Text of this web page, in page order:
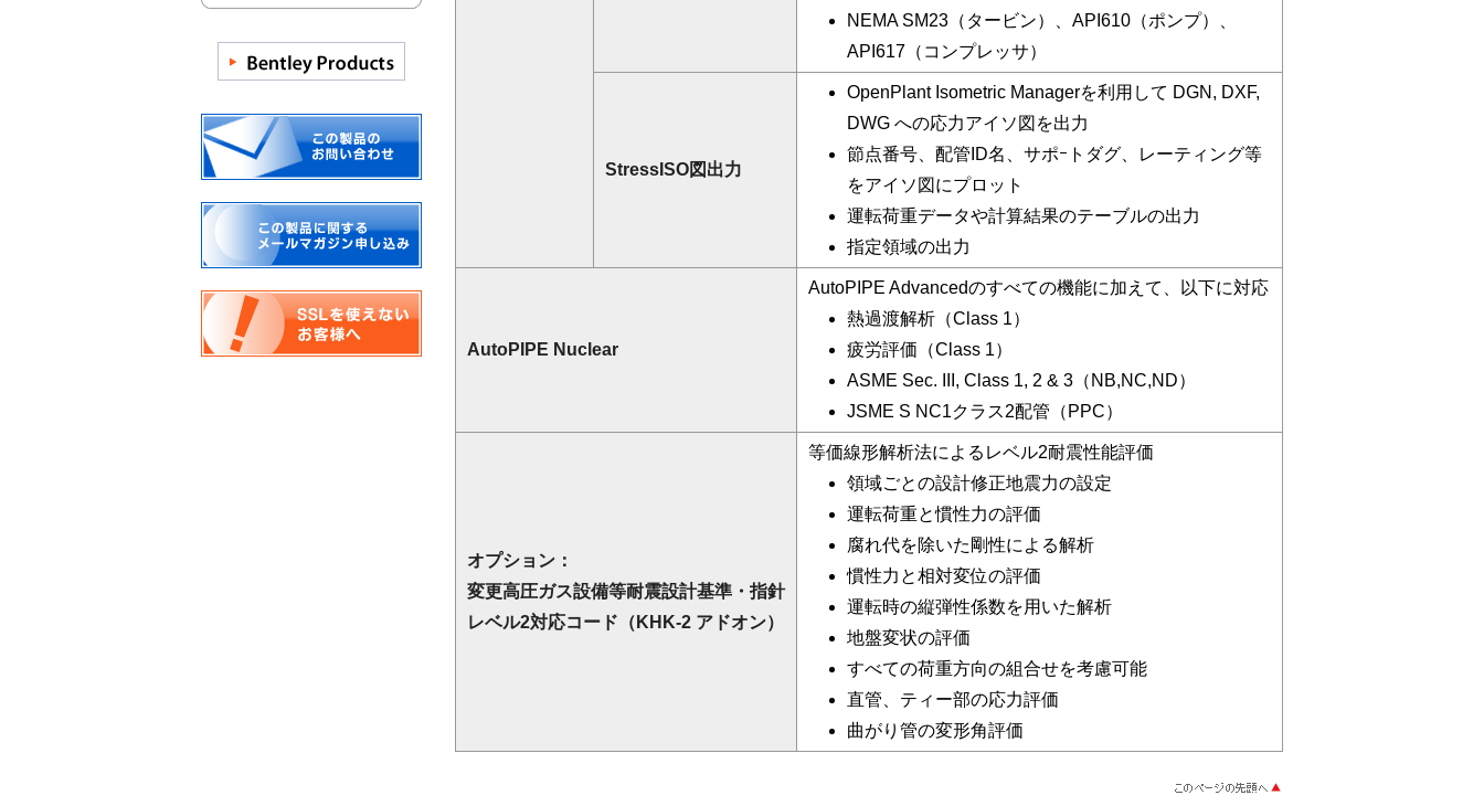
NEMA SM23（タービン）、API610（ポンプ）、
API617（コンプレッサ）
StressISO図出力
OpenPlant Isometric Managerを利用して DGN, DXF,
DWG への応力アイソ図を出力
節点番号、配管ID名、サポｰトダグ、レーティング等
をアイソ図にプロット
運転荷重データや計算結果のテーブルの出力
指定領域の出力
AutoPIPE Nuclear
AutoPIPE Advancedのすべての機能に加えて、以下に対応
熱過渡解析（Class 1）
疲労評価（Class 1）
ASME Sec. III, Class 1, 2 & 3（NB,NC,ND）
JSME S NC1クラス2配管（PPC）
オプション：
変更高圧ガス設備等耐震設計基準・指針
レベル2対応コード（KHK-2 アドオン）
等価線形解析法によるレベル2耐震性能評価
領域ごとの設計修正地震力の設定
運転荷重と慣性力の評価
腐れ代を除いた剛性による解析
慣性力と相対変位の評価
運転時の縦弾性係数を用いた解析
地盤変状の評価
すべての荷重方向の組合せを考慮可能
直管、ティー部の応力評価
曲がり管の変形角評価